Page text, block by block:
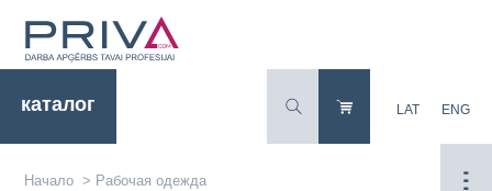
каталог LAT ENG
Начало > Рабочая одежда